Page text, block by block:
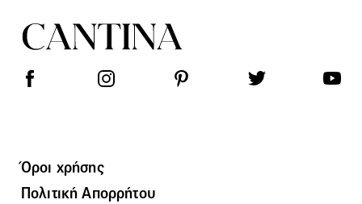
Όροι χρήσης
Πολιτική Απορρήτου